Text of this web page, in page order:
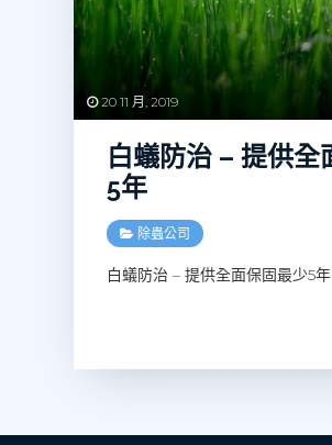
20 11 月, 2019
白蟻防治 – 提供全
5年
除蟲公司
白蟻防治 – 提供全面保固最少5